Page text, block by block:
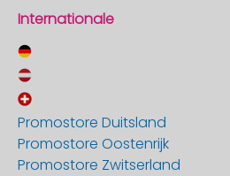
Internationale
Promostore Duitsland
Promostore Oostenrijk
Promostore Zwitserland